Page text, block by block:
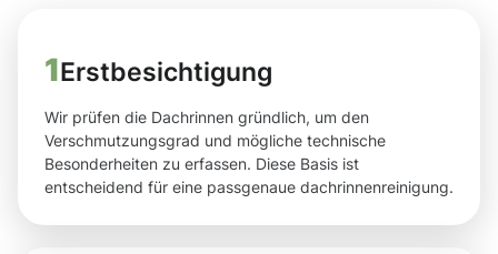
1Erstbesichtigung
Wir prüfen die Dachrinnen gründlich, um den
Verschmutzungsgrad und mögliche technische
Besonderheiten zu erfassen. Diese Basis ist
entscheidend für eine passgenaue dachrinnenreinigung.